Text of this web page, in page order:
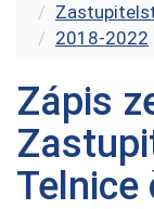
2018-2022
Zápis
Telnice